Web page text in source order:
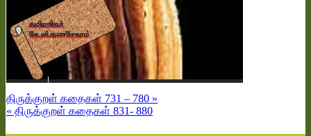
திருக்குறள் கதைகள் 731 – 780 »
« திருக்குறள் கதைகள் 831- 880